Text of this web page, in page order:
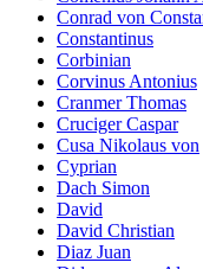
Conrad von
Constantinus
Corbinian
Corvinus Antonius
Cranmer Thomas
Cruciger Caspar
Cusa Nikolaus von
Cyprian
Dach Simon
David
David Christian
Diaz Juan